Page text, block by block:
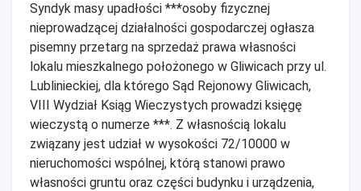
Syndyk masy upadłości ***osoby fizycznej
nieprowadzącej działalności gospodarczej ogłasza
pisemny przetarg na sprzedaż prawa własności
lokalu mieszkalnego położonego w Gliwicach przy ul.
Lublinieckiej, dla którego Sąd Rejonowy Gliwicach,
VIII Wydział Ksiąg Wieczystych prowadzi księgę
wieczystą o numerze ***. Z własnością lokalu
związany jest udział w wysokości 72/10000 w
nieruchomości wspólnej, którą stanowi prawo
własności gruntu oraz części budynku i urządzenia,